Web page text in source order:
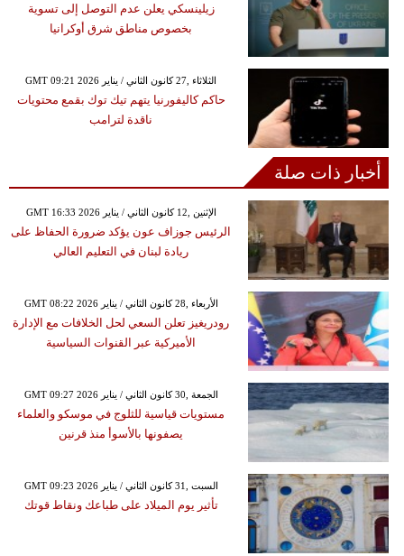
زيلينسكي يعلن عدم التوصل إلى تسوية
بخصوص مناطق شرق أوكرانيا
GMT 09:21 2026 الثلاثاء ,27 كانون الثاني / يناير
حاكم كاليفورنيا يتهم تيك توك بقمع محتويات
ناقدة لترامب
أخبار ذات صلة
GMT 16:33 2026 الإثنين ,12 كانون الثاني / يناير
الرئيس جوزاف عون يؤكد ضرورة الحفاظ على
ريادة لبنان في التعليم العالي
GMT 08:22 2026 الأربعاء ,28 كانون الثاني / يناير
رودريغيز تعلن السعي لحل الخلافات مع الإدارة
الأميركية عبر القنوات السياسية
GMT 09:27 2026 الجمعة ,30 كانون الثاني / يناير
مستويات قياسية للثلوج في موسكو والعلماء
يصفونها بالأسوأ منذ قرنين
GMT 09:23 2026 السبت ,31 كانون الثاني / يناير
تأثير يوم الميلاد على طباعك ونقاط قوتك